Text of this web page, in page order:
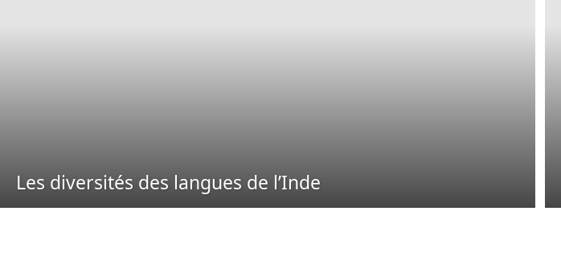
Les diversités des langues de l’Inde